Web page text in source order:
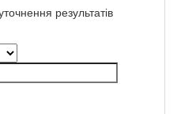
результатів